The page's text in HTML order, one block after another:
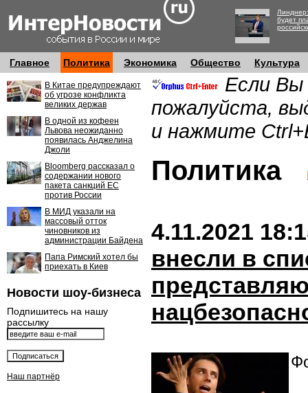
будет
Главное Политика Экономика Общество Культура
В Китае предупреждают
об угрозе конфликта
великих держав
В одной из кофеен
Львова неожиданно
появилась Анджелина
Джоли
Bloomberg рассказал о
содержании нового
пакета санкций ЕС
против России
В МИД указали на
массовый отток
чиновников из
администрации Байдена
Папа Римский хотел бы
приехать в Киев
Новости шоу-бизнеса
Подпишитесь на нашу
рассылку
Наш партнёр
Если Вы
пожалуйста,
и нажмите
Политика
4.11.2021
внесли в